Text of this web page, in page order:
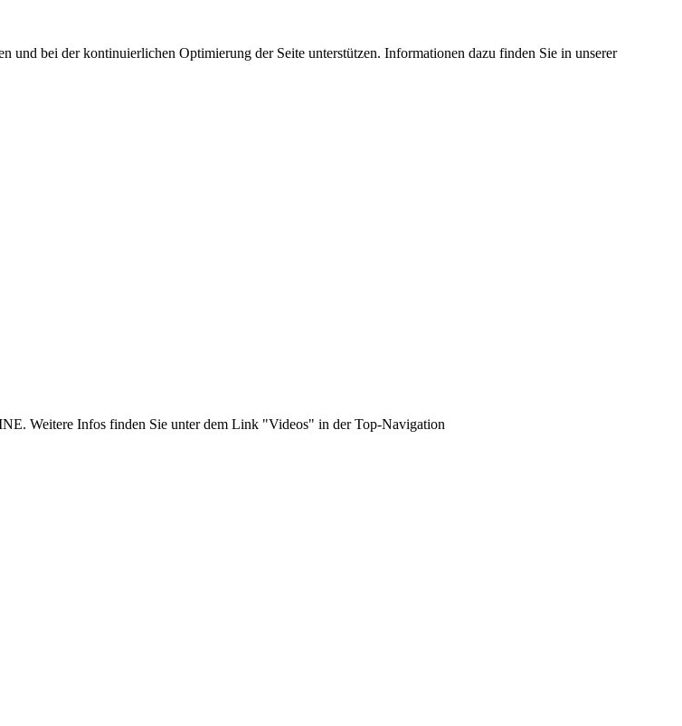
bei der kontinuierlichen Optimierung der Seite unterstützen. Informationen dazu finden Sie in unserer
Weitere Infos finden Sie unter dem Link "Videos" in der Top-Navigation